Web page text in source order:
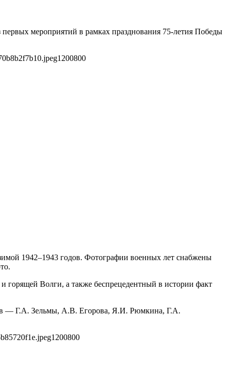
мероприятий в рамках празднования 75-летия Победы
1200800
1942–1943 годов. Фотографии военных лет снабжены
горящей Волги, а также беспрецедентный в истории факт
— Г.А. Зельмы, А.В. Егорова, Я.И. Рюмкина, Г.А.
1200800